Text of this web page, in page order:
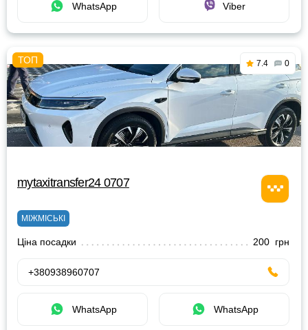
WhatsApp Viber
7.4 0
mytaxitransfer24 0707
МІЖМІСЬКІ
Ціна посадки 200 грн
+380938960707
WhatsApp WhatsApp